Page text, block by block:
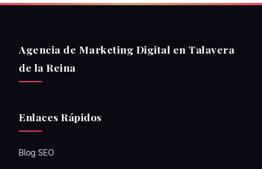
Agencia de Marketing Digital en Talavera
de la Reina
Enlaces Rápidos
Blog SEO